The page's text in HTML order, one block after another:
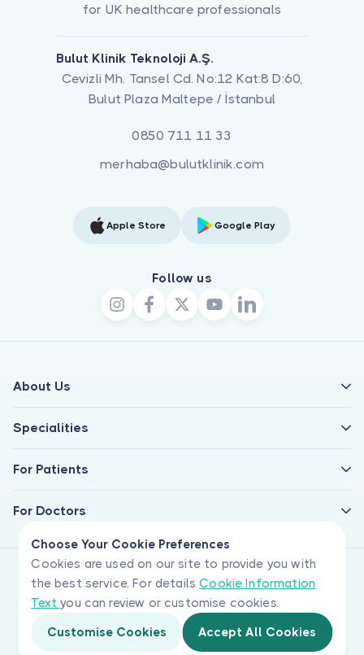
Choose Your Cookie Preferences
Cookies are used on our site to provide you with
the best service. For detailsCookie Information
Textyou can review or customise cookies.
Customise Cookies
Accept All Cookies
for UK healthcare professionals
Bulut Klinik Teknoloji A.Ş.
Cevizli Mh. Tansel Cd. No:12 Kat:8 D:60,
Bulut Plaza Maltepe / İstanbul
0850 711 11 33
merhaba@bulutklinik.com
Apple Store Google Play
Follow us
About Us
Specialities
For Patients
For Doctors